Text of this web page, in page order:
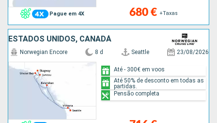
Pague em 4X 680 € +Taxas
ESTADOS UNIDOS, CANADÁ
Norwegian Encore 8 d Seattle 23/08/2026
Até - 300€ em voos
Até 50% de desconto em todas as
partidas.
Pensão completa